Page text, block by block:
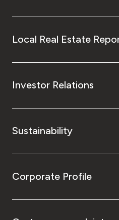
Local Real Estate
Investor Relations
Sustainability
Corporate Profile